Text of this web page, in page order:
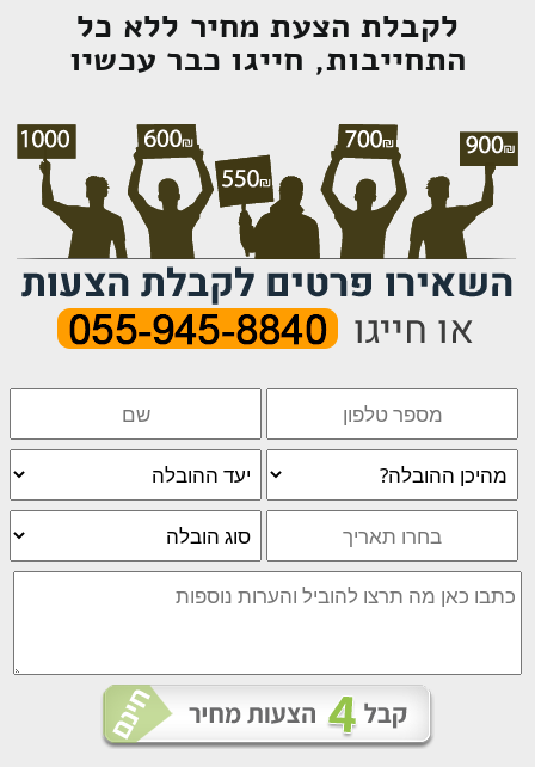
לקבלת הצעת מחיר ללא כל
התחייבות, חייגו כבר עכשיו